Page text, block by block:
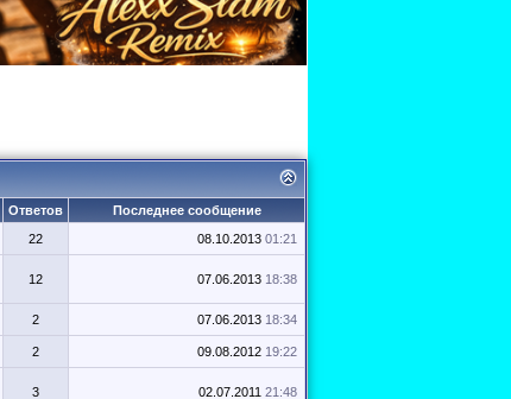
Ответов
Последнее сообщение
22 08.10.2013 01:21
12 07.06.2013 18:38
2 07.06.2013 18:34
2 09.08.2012 19:22
3 02.07.2011 21:48